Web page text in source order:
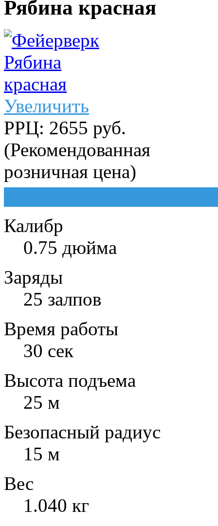
Рябина красная
Увеличить
РРЦ: 2655 руб.
(Рекомендованная
розничная цена)
Калибр
0.75 дюйма
Заряды
25 залпов
Время работы
30 сек
Высота подъема
25 м
Безопасный радиус
15 м
Вес
1.040 кг